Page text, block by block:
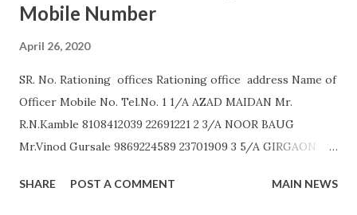
Mobile Number
April 26, 2020
SR. No. Rationing offices Rationing office address Name of
Officer Mobile No. Tel.No. 1 1/A AZAD MAIDAN Mr.
R.N.Kamble 8108412039 22691221 2 3/A NOOR BAUG
Mr.Vinod Gursale 9869224589 23701909 3 5/A GIRGAON
R.N.Kamble 8108412039 23885782 5 9/A GRANT ROAD Mr.
SHARE POST A COMMENT MAIN NEWS